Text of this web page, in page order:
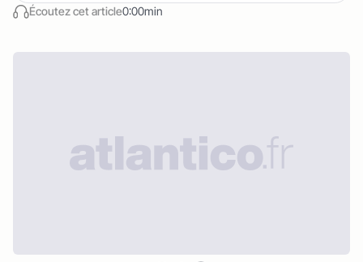
Écoutez cet article0:00min